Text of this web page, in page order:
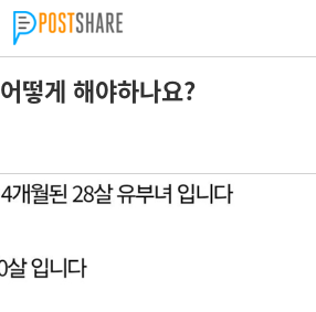
떻게 해야하나요?